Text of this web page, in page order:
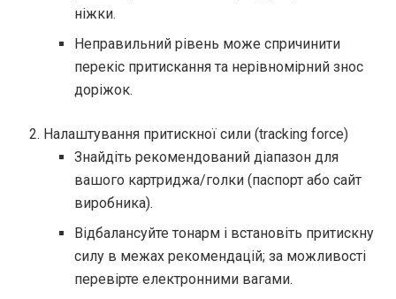
ніжки.
Неправильний рівень може спричинити
перекіс притискання та нерівномірний знос
доріжок.
Налаштування притискної сили (tracking force)
Знайдіть рекомендований діапазон для
вашого картриджа/голки (паспорт або сайт
виробника).
Відбалансуйте тонарм і встановіть притискну
силу в межах рекомендацій; за можливості
перевірте електронними вагами.